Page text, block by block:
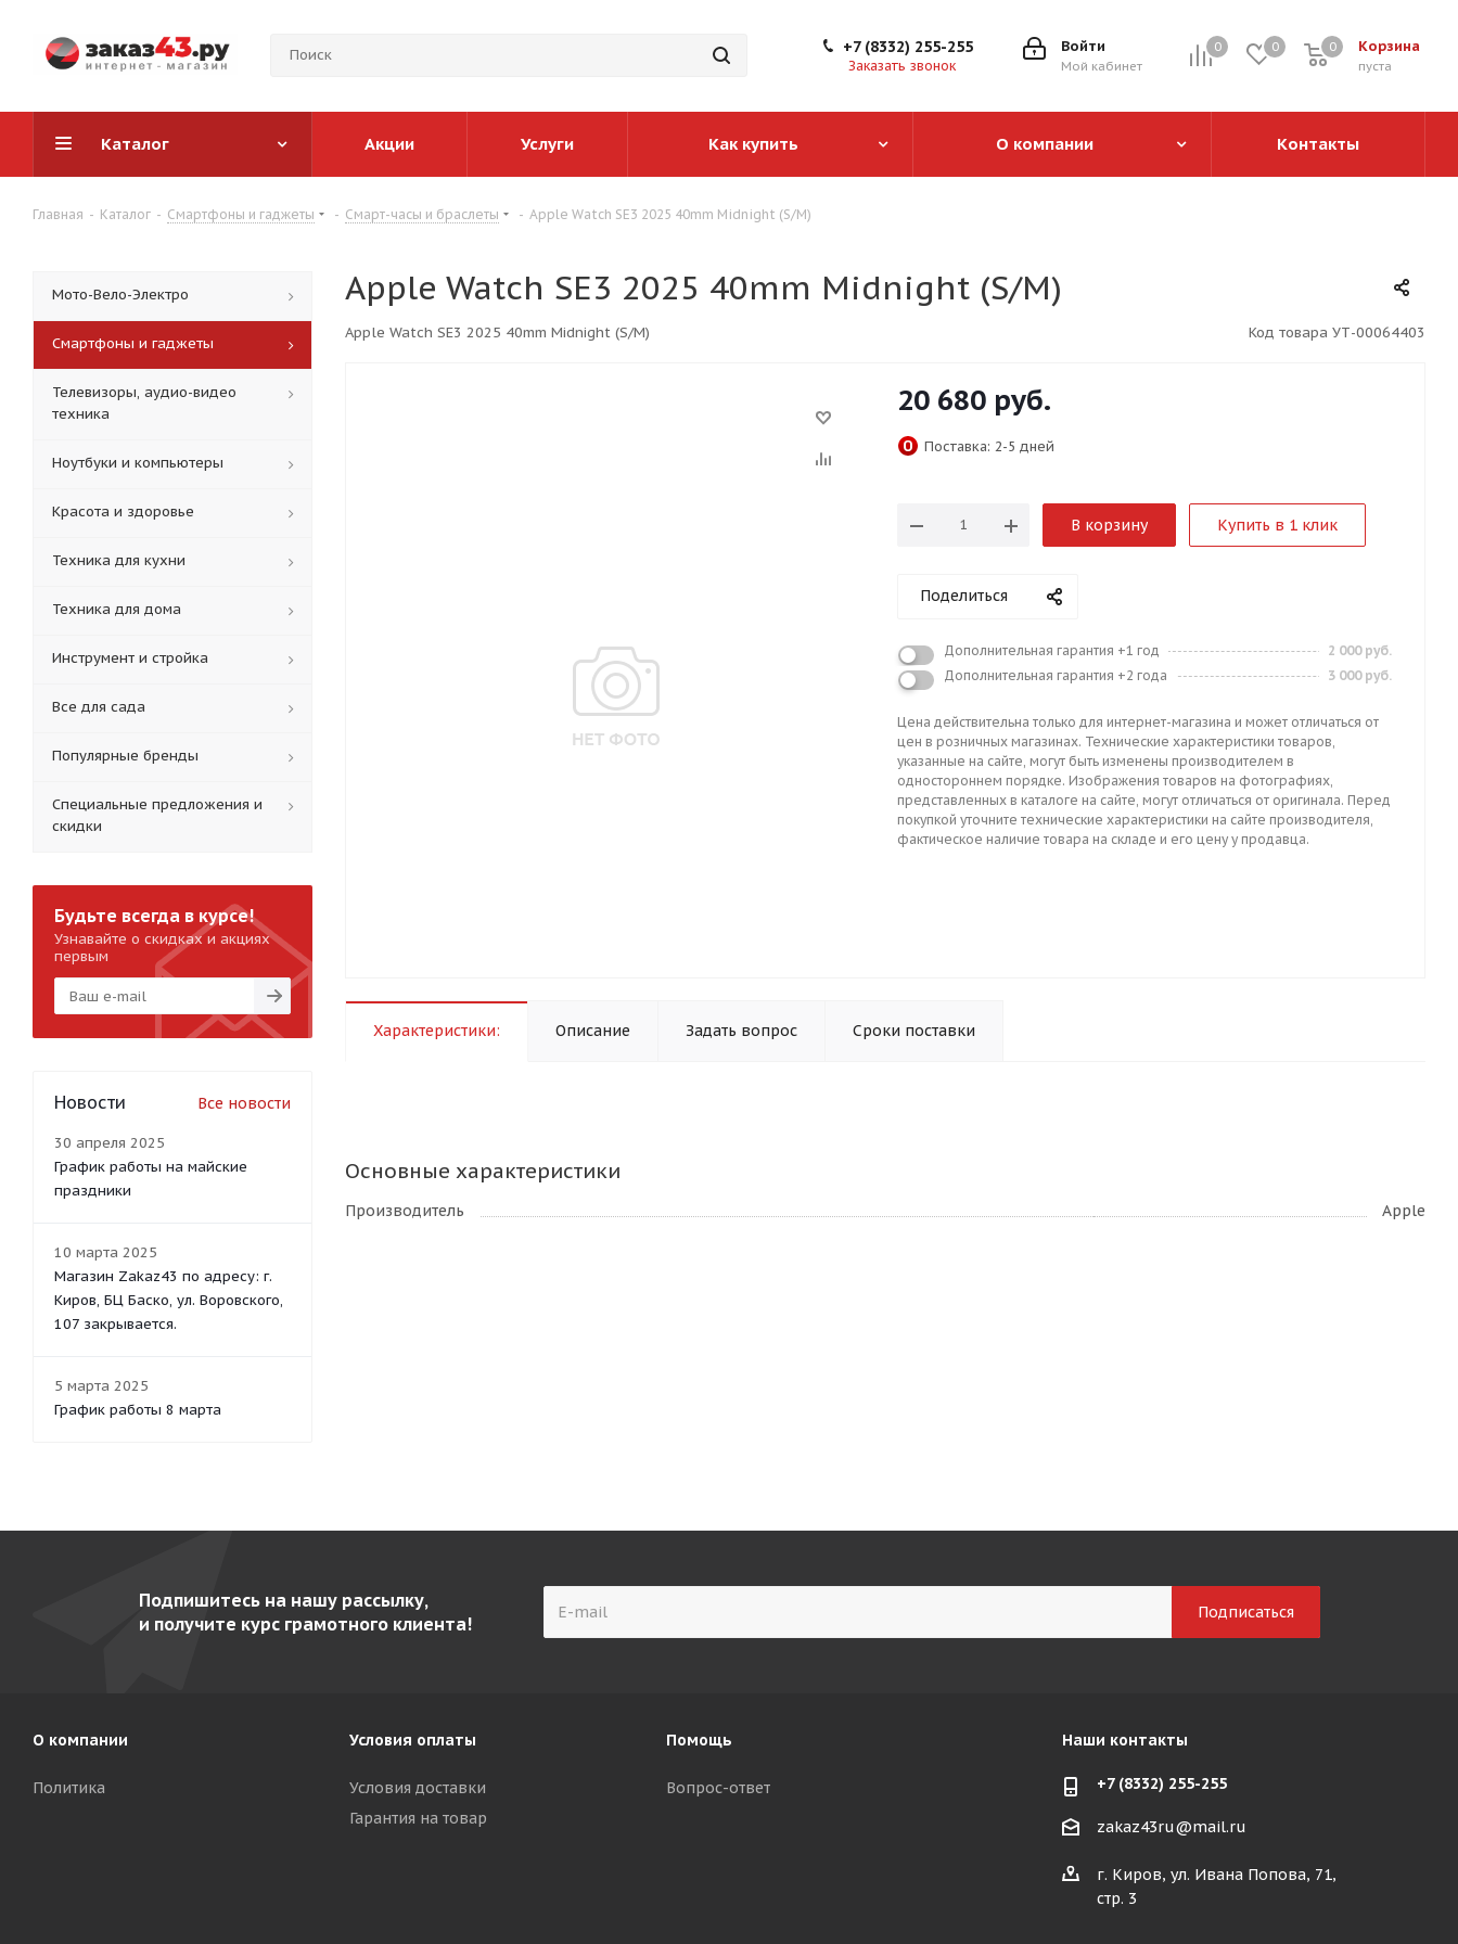
0 0 Корзина
0
пуста
0
Войти
Мой кабинет
+7 (8332) 255-255
Заказать звонок
Каталог Акции Услуги Как купить О компании Контакты
Главная - Каталог - Смартфоны и гаджеты - Смарт-часы и браслеты - Apple Watch SE3 2025 40mm Midnight (S/M)
Apple Watch SE3 2025 40mm Midnight (S/M)
Apple Watch SE3 2025 40mm Midnight (S/M) Код товара УТ-00064403
20 680 руб.
Поставка: 2-5 дней
В корзину Купить в 1 клик
Поделиться
Дополнительная гарантия +1 год
2 000 руб.
Дополнительная гарантия +2 года
3 000 руб.
Цена действительна только для интернет-магазина и может отличаться от
цен в розничных магазинах. Технические характеристики товаров,
указанные на сайте, могут быть изменены производителем в
одностороннем порядке. Изображения товаров на фотографиях,
представленных в каталоге на сайте, могут отличаться от оригинала. Перед
покупкой уточните технические характеристики на сайте производителя,
фактическое наличие товара на складе и его цену у продавца.
Характеристики: Описание Задать вопрос Сроки поставки
Основные характеристики
Производитель Apple
Мото-Вело-Электро
Смартфоны и гаджеты
Телевизоры, аудио-видео
техника
Ноутбуки и компьютеры
Красота и здоровье
Техника для кухни
Техника для дома
Инструмент и стройка
Все для сада
Популярные бренды
Специальные предложения и
скидки
Будьте всегда в курсе!
Узнавайте о скидках и акциях
первым
Новости Все новости
30 апреля 2025
График работы на майские
праздники
10 марта 2025
Магазин Zakaz43 по адресу: г.
Киров, БЦ Баско, ул. Воровского,
107 закрывается.
5 марта 2025
График работы 8 марта
Подпишитесь на нашу рассылку,
и получите курс грамотного клиента!
О компании
Политика
Условия оплаты
Условия доставки
Гарантия на товар
Помощь
Вопрос-ответ
Наши контакты
+7 (8332) 255-255
zakaz43ru@mail.ru
г. Киров, ул. Ивана Попова, 71,
стр. 3